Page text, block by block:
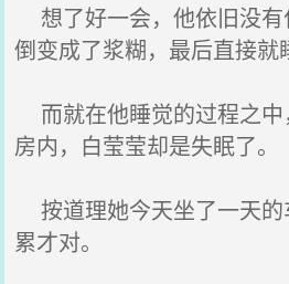
想了好一会，他依旧没有
倒变成了浆糊，最后直接就
而就在他睡觉的过程之中
房内，白莹莹却是失眠了。
按道理她今天坐了一天的
累才对。